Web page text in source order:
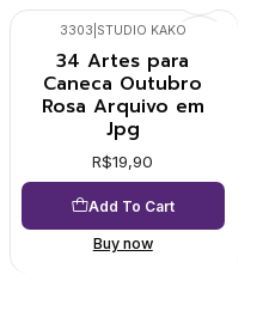
3303 STUDIO KAKO
34 Artes para
Caneca Outubro
Rosa Arquivo em
Jpg
R$19,90
Add To Cart
Buy now